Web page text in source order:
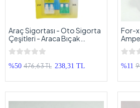
Araç Sigortası - Oto Sigorta
Çeşitleri - Araca Bıçak
Sigortası - Araba Sigortası
%50 476,63 TL 238,31 TL
For-x
%11